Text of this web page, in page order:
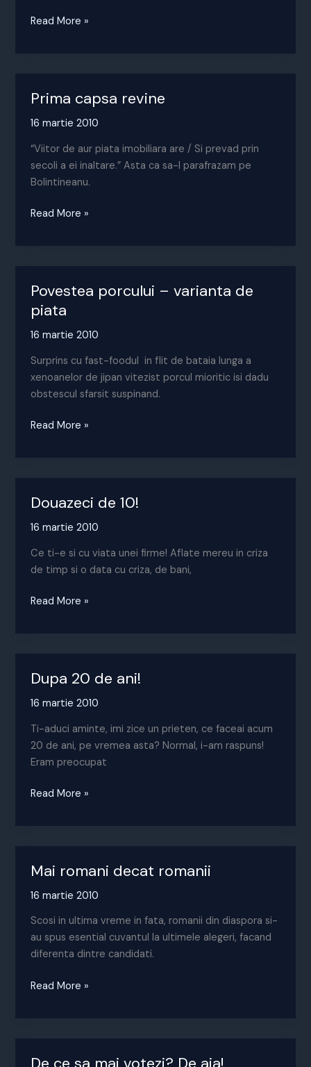
Micile
Read More »
Prima capsa revine
16 martie 2010
“Viitor de aur piata imobiliara are / Si prevad prin
secoli a ei inaltare.” Asta ca sa-l parafrazam pe
Bolintineanu.
Prima
Read More »
Povestea porcului – varianta de
piata
16 martie 2010
Surprins cu fast-foodul in flit de bataia lunga a
xenoanelor de jipan vitezist porcul mioritic isi dadu
obstescul sfarsit suspinand.
Povestea
piata
Read More »
Douazeci de 10!
16 martie 2010
Ce ti-e si cu viata unei firme! Aflate mereu in criza
de timp si o data cu criza, de bani,
Douazeci
Read More »
Dupa 20 de ani!
16 martie 2010
Ti-aduci aminte, imi zice un prieten, ce faceai acum
20 de ani, pe vremea asta? Normal, i-am raspuns!
Eram preocupat
Dupa
Read More »
Mai romani decat romanii
16 martie 2010
Scosi in ultima vreme in fata, romanii din diaspora si-
au spus esential cuvantul la ultimele alegeri, facand
diferenta dintre candidati.
Mai
Read More »